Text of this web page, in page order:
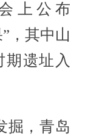
上公布
，其中山
遗址入
，青岛